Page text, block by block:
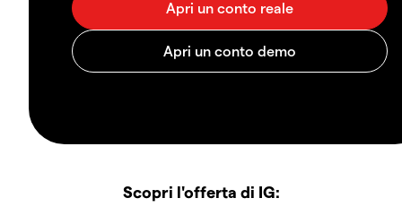
Scopri l'offerta di IG: